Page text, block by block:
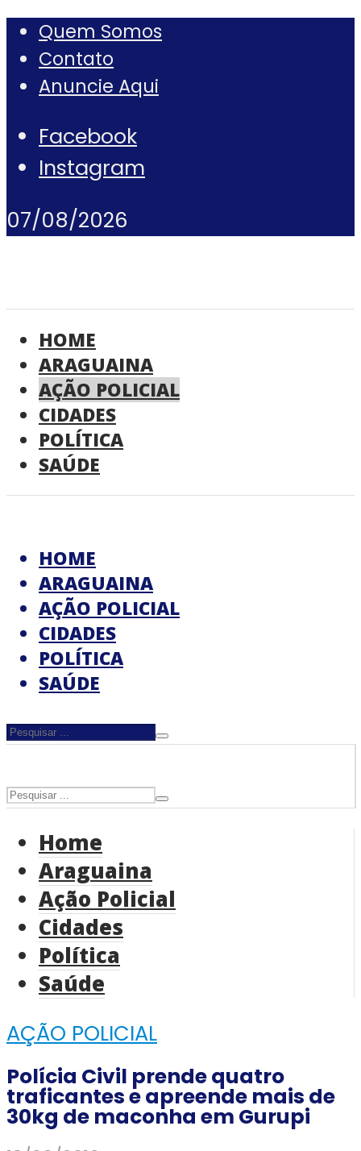
Quem Somos
Contato
Anuncie Aqui
Facebook
Instagram
07/08/2026
HOME
ARAGUAINA
AÇÃO POLICIAL
CIDADES
POLÍTICA
SAÚDE
HOME
ARAGUAINA
AÇÃO POLICIAL
CIDADES
POLÍTICA
SAÚDE
Home
Araguaina
Ação Policial
Cidades
Política
Saúde
AÇÃO POLICIAL
Polícia Civil prende quatro
traficantes e apreende mais de
30kg de maconha em Gurupi